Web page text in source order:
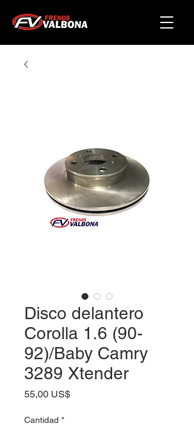
Disco delantero
Corolla 1.6 (90-
92)/Baby Camry
3289 Xtender
55,00 US$Precio
Cantidad *